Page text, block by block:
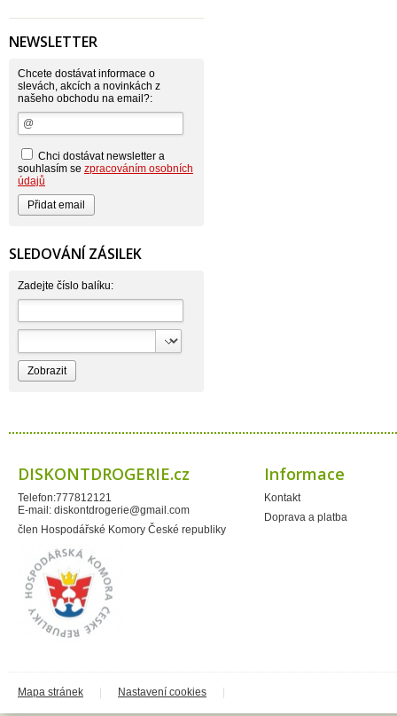
Alufix
Astonish
Atlantic
AutoMax Group
Axcentive
BaL
Bateria
Beauty Lille
Beiersdorf - Nivea
Bella
Benkor
BERGEN S. R. L.
Bettina Barty
Bio-repel
Bioclean
Biolit
BIOM s.r.o.
Bioprospect
Bispol
Blue Stratos
BlueSun
Bolton
BumusCare GmBh
Certex
Chante Clair
Chopa
ChupaChups
Claro
Cleanzy s.r.o.
Cleary Group Italy
Clovin Germany
Codaa
Colgate - Palmolive
Coty
Coyote
Dalli
Dalli - Werkge Germany
NEWSLETTER
Chcete dostávat informace o
slevách, akcích a novinkách z
našeho obchodu na email?:
Chci dostávat newsletter a
souhlasím se zpracováním osobních
údajů
SLEDOVÁNÍ ZÁSILEK
Zadejte číslo balíku:
DISKONTDROGERIE.cz
Telefon:777812121
E-mail: diskontdrogerie@gmail.com
člen Hospodářské Komory České republiky
Informace
Kontakt
Doprava a platba
Mapa stránek Nastavení cookies